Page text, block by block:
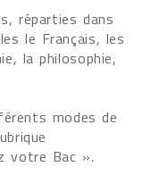
réparties dans
le Français, les
la philosophie,
modes de
votre Bac ».